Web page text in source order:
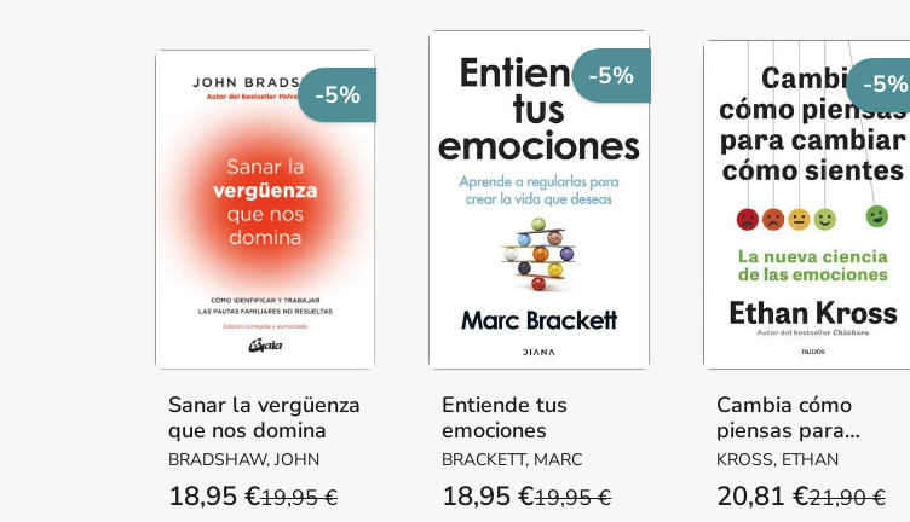
-5%
Sanar la vergüenza
que nos domina
BRADSHAW, JOHN
19,95 €
18,95 €
-5%
Entiende tus
emociones
BRACKETT, MARC
19,95 €
18,95 €
-5%
Cambia cómo
piensas para
cambiar cómo
sientes
KROSS, ETHAN
21,90 €
20,81 €